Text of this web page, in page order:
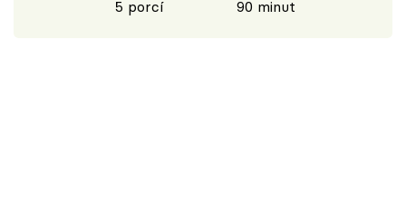
Přihlášení5 porcí 90 minut